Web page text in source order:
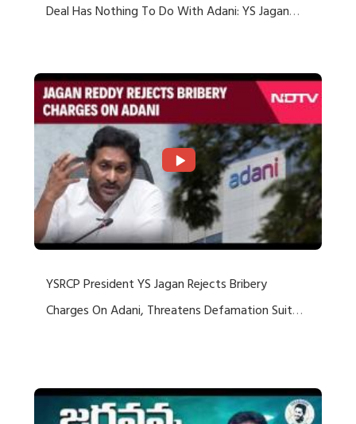
Deal Has Nothing To Do With Adani: YS Jagan
YSRCP President YS Jagan Rejects Bribery
Charges On Adani, Threatens Defamation Suit